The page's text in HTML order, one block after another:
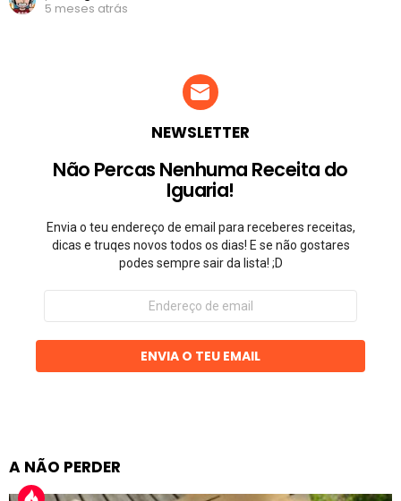
5 meses atrás
NEWSLETTER
Não Percas Nenhuma Receita do
Iguaria!
Envia o teu endereço de email para receberes receitas,
dicas e truqes novos todos os dias! E se não gostares
podes sempre sair da lista! ;D
Endereço
email
ENVIA O TEU EMAIL
A NÃO PERDER